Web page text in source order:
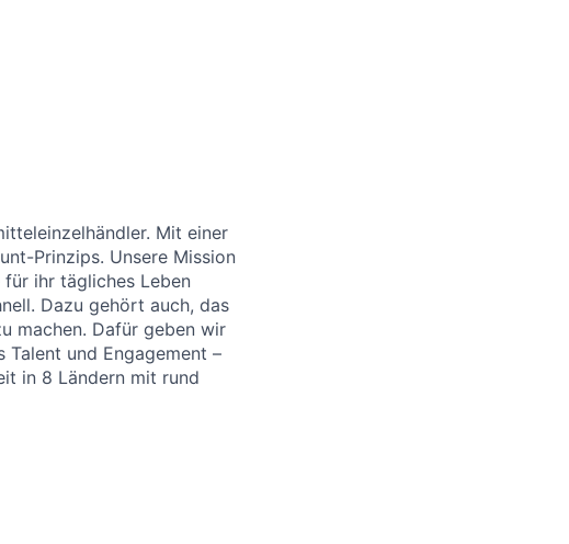
Mit einer
Prinzips. Unsere Mission
ihr tägliches Leben
Dazu gehört auch, das
machen. Dafür geben wir
Talent und Engagement –
in 8 Ländern mit rund